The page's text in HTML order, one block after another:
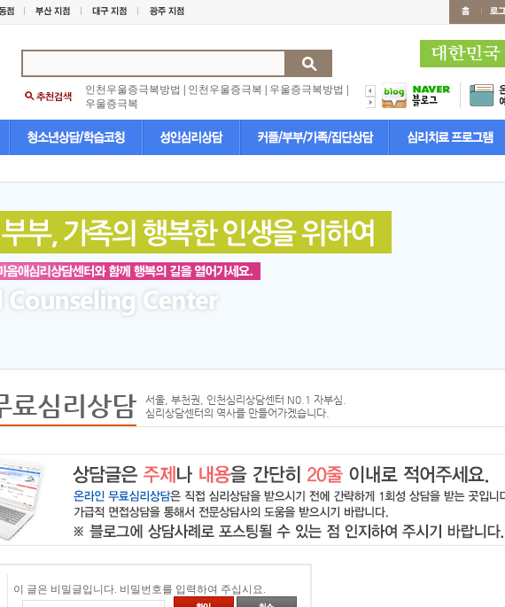
인천우울증극복방법 인천우울증극복 우울증극복방법
우울증극복
료심리상담
서울, 부천권, 인천심리상담센터 N0.1 자부심.
심리상담센터의 역사를 만들어가겠습니다.
이 글은 비밀글입니다. 비밀번호를 입력하여 주십시요.